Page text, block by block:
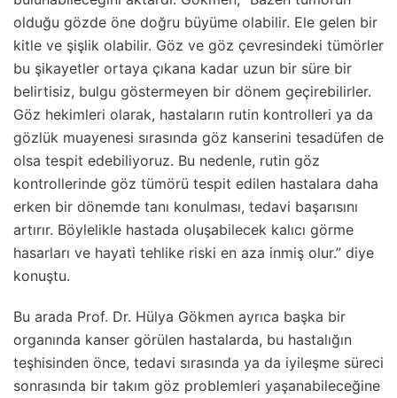
olduğu gözde öne doğru büyüme olabilir. Ele gelen bir
kitle ve şişlik olabilir. Göz ve göz çevresindeki tümörler
bu şikayetler ortaya çıkana kadar uzun bir süre bir
belirtisiz, bulgu göstermeyen bir dönem geçirebilirler.
Göz hekimleri olarak, hastaların rutin kontrolleri ya da
gözlük muayenesi sırasında göz kanserini tesadüfen de
olsa tespit edebiliyoruz. Bu nedenle, rutin göz
kontrollerinde göz tümörü tespit edilen hastalara daha
erken bir dönemde tanı konulması, tedavi başarısını
artırır. Böylelikle hastada oluşabilecek kalıcı görme
hasarları ve hayati tehlike riski en aza inmiş olur.” diye
konuştu.
Bu arada Prof. Dr. Hülya Gökmen ayrıca başka bir
organında kanser görülen hastalarda, bu hastalığın
teşhisinden önce, tedavi sırasında ya da iyileşme süreci
sonrasında bir takım göz problemleri yaşanabileceğine